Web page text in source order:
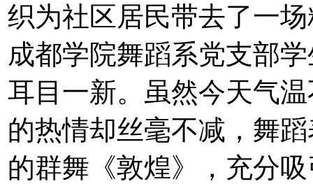
织为社区居民带去了一
成都学院舞蹈系党支部
耳目一新。虽然今天气
的热情却丝毫不减，舞
的群舞《敦煌》，充分